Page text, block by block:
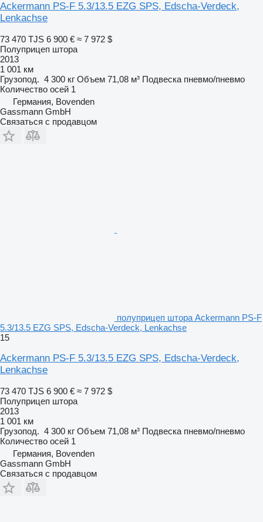
Ackermann PS-F 5.3/13.5 EZG SPS, Edscha-Verdeck,
Lenkachse
73 470 TJS 6 900 € ≈ 7 972 $
Полуприцеп штора
2013
1 001 км
Грузопод. 4 300 кг Объем 71,08 м³ Подвеска пневмо/пневмо
Количество осей 1
Германия, Bovenden
Gassmann GmbH
Связаться с продавцом
полуприцеп штора Ackermann PS-F
5.3/13.5 EZG SPS, Edscha-Verdeck, Lenkachse
15
Ackermann PS-F 5.3/13.5 EZG SPS, Edscha-Verdeck,
Lenkachse
73 470 TJS 6 900 € ≈ 7 972 $
Полуприцеп штора
2013
1 001 км
Грузопод. 4 300 кг Объем 71,08 м³ Подвеска пневмо/пневмо
Количество осей 1
Германия, Bovenden
Gassmann GmbH
Связаться с продавцом